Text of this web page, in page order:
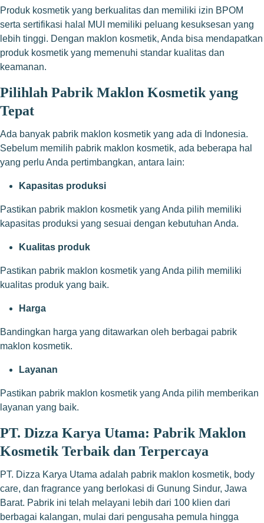
Produk kosmetik yang berkualitas dan memiliki izin BPOM
serta sertifikasi halal MUI memiliki peluang kesuksesan yang
lebih tinggi. Dengan maklon kosmetik, Anda bisa mendapatkan
produk kosmetik yang memenuhi standar kualitas dan
keamanan.
Pilihlah Pabrik Maklon Kosmetik yang
Tepat
Ada banyak pabrik maklon kosmetik yang ada di Indonesia.
Sebelum memilih pabrik maklon kosmetik, ada beberapa hal
yang perlu Anda pertimbangkan, antara lain:
Kapasitas produksi
Pastikan pabrik maklon kosmetik yang Anda pilih memiliki
kapasitas produksi yang sesuai dengan kebutuhan Anda.
Kualitas produk
Pastikan pabrik maklon kosmetik yang Anda pilih memiliki
kualitas produk yang baik.
Harga
Bandingkan harga yang ditawarkan oleh berbagai pabrik
maklon kosmetik.
Layanan
Pastikan pabrik maklon kosmetik yang Anda pilih memberikan
layanan yang baik.
PT. Dizza Karya Utama: Pabrik Maklon
Kosmetik Terbaik dan Terpercaya
PT. Dizza Karya Utama adalah pabrik maklon kosmetik, body
care, dan fragrance yang berlokasi di Gunung Sindur, Jawa
Barat. Pabrik ini telah melayani lebih dari 100 klien dari
berbagai kalangan, mulai dari pengusaha pemula hingga